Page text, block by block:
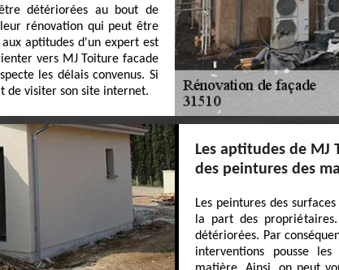
détériorées au bout de
rénovation qui peut être
aptitudes d'un expert est
vers MJ Toiture facade
les délais convenus. Si
de visiter son site internet.
Les aptitudes de MJ
des peintures des
Les peintures des
la part des
détériorées. Par
interventions pousse